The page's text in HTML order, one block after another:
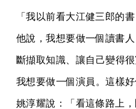
「我以前看大江健三郎的
他說，我想要做一個讀書
斷擷取知識、讓自己變得
我想要做一個演員。這樣
姚淳耀說：「看這條路上